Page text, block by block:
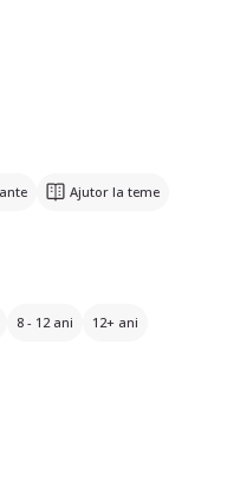
Ajutor la teme
8 - 12 ani 12+ ani